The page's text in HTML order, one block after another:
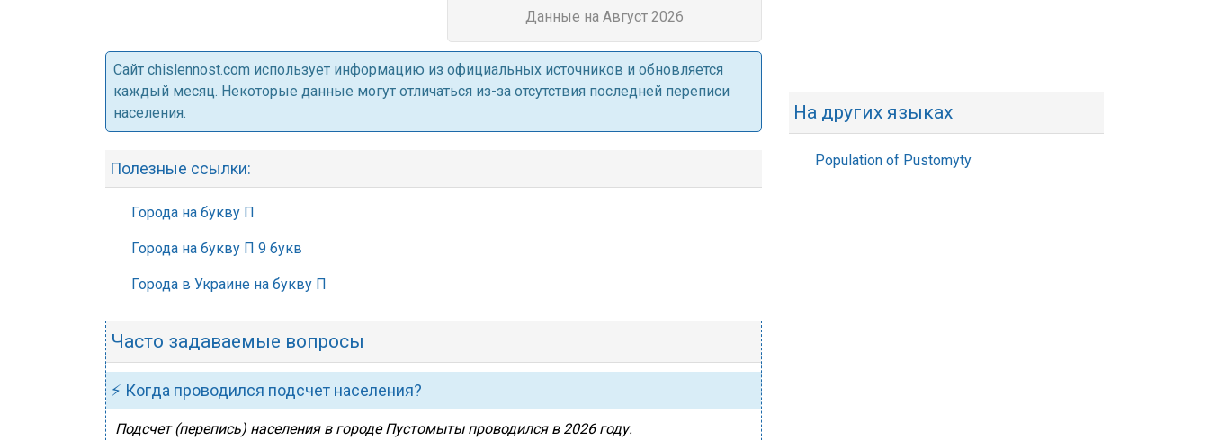
Данные на Август 2026
Cайт chislennost.com использует информацию из официальных источников и обновляется
каждый месяц. Некоторые данные могут отличаться из-за отсутствия последней переписи
населения.
Полезные ссылки:
Города на букву П
Города на букву П 9 букв
Города в Украине на букву П
Часто задаваемые вопросы
⚡ Когда проводился подсчет населения?
Подсчет (перепись) населения в городе Пустомыты проводился в 2026 году.
На других языках
Population of Pustomyty